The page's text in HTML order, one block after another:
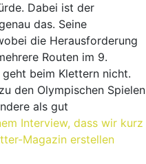
Dabei ist der
das. Seine
die Herausforderung
Routen im 9.
beim Klettern nicht.
den Olympischen Spielen
als gut
Interview, dass wir kurz
Magazin erstellen